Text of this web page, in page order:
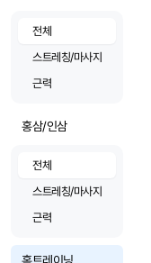
전체
스트레칭/마사지
근력
홍삼/인삼
전체
스트레칭/마사지
근력